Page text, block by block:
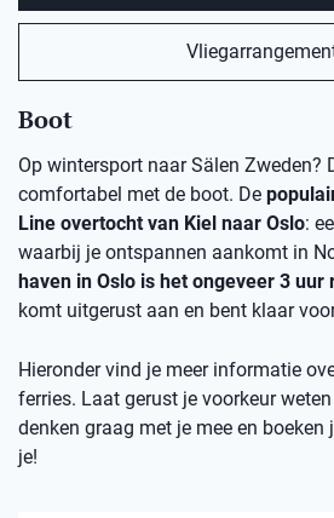
Boot
Op wintersport naar Sälen Zweden?
comfortabel met de boot. De
Line overtocht van Kiel naar Oslo:
waarbij je ontspannen aankomt in
haven in Oslo is het ongeveer 3 uur
komt uitgerust aan en bent klaar
Hieronder vind je meer informatie
ferries. Laat gerust je voorkeur
denken graag met je mee en boeken
je!